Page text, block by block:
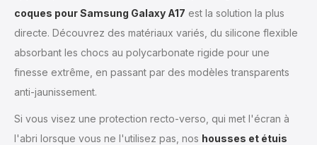
coques pour Samsung Galaxy A17 est la solution la plus
directe. Découvrez des matériaux variés, du silicone flexible
absorbant les chocs au polycarbonate rigide pour une
finesse extrême, en passant par des modèles transparents
anti-jaunissement.
Si vous visez une protection recto-verso, qui met l'écran à
l'abri lorsque vous ne l'utilisez pas, nos housses et étuis